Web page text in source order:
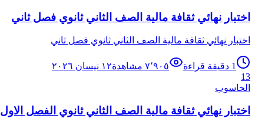
اختبار نهائي ثقافة مالية الصف الثاني ثانوي فصل ثاني
اختبار نهائي ثقافة مالية الصف الثاني ثانوي فصل ثاني
1 دقيقة قراءة ٧٬٩٠٥ مشاهدة١٢ نيسان ٢٠٢٦
13
الحاسوب
اختبار نهائي ثقافة مالية الصف الثاني ثانوي الفصل الاول